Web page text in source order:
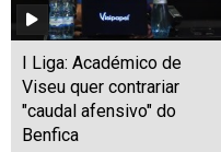
I Liga: Académico de
Viseu quer contrariar
"caudal afensivo" do
Benfica